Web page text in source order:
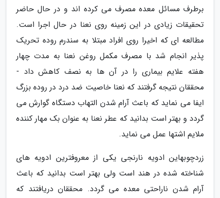
برطرف مسائل معده مصرف می کرده اند و در حال حاضر
تحقیقات زیادی در این زمینه روی نعنا در حال اجرا است.
مطالعه ای که اخیرا روی افراد مبتلا به سندرم روده تحریک
پذیر انجام شد با مصرف مکمل روغن نعنا به مدت چهار
هفته علایم بیماری را در آن ها به نصف کاهش داد -
محققان نتیجه گرفتند که نعنا خاصیت ضد درد در روده بزرگ
ایفا می نماید که باعث آرام شدن التهاب دستگاه گوارش می
گردد و بهتر است بدانید که عطر نعنا به عنوان بک مهار کننده
ملایم اشتها عمل می نماید.
زردچوبهاین ادویه نارنجی یکی از معروفترین ادویه های
شناخته شده در هند است ولی بهتر است بدانید که باعث
آرام شدن ناراحتی معده می گردد. محققان دریافتند که